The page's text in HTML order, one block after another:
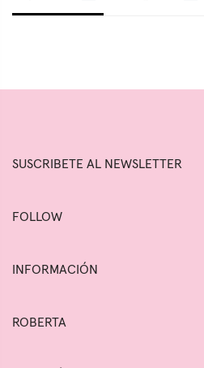
SUSCRIBETE AL NEWSLETTER
FOLLOW
INFORMACIÓN
ROBERTA